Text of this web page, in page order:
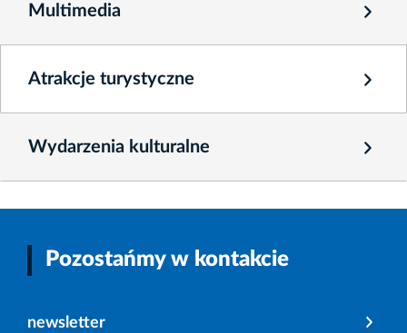
Multimedia
Atrakcje turystyczne
Wydarzenia kulturalne
Pozostańmy w kontakcie
newsletter